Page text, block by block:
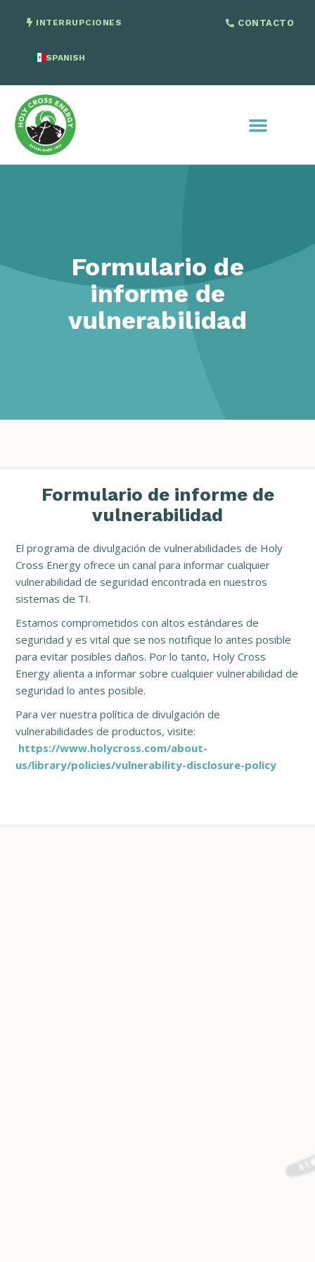
INTERRUPCIONES CONTACTO
SPANISH
Formulario de
informe de
vulnerabilidad
Formulario de informe de
vulnerabilidad
El programa de divulgación de vulnerabilidades de Holy
Cross Energy ofrece un canal para informar cualquier
vulnerabilidad de seguridad encontrada en nuestros
sistemas de TI.
Estamos comprometidos con altos estándares de
seguridad y es vital que se nos notifique lo antes posible
para evitar posibles daños. Por lo tanto, Holy Cross
Energy alienta a informar sobre cualquier vulnerabilidad de
seguridad lo antes posible.
Para ver nuestra política de divulgación de
vulnerabilidades de productos, visite:
https://www.holycross.com/about-
us/library/policies/vulnerability-disclosure-policy